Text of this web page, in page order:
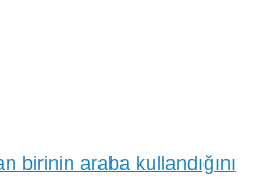
birinin araba kullandığını